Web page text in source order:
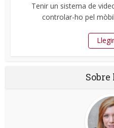
Tenir un sistema de
controlar-ho pel